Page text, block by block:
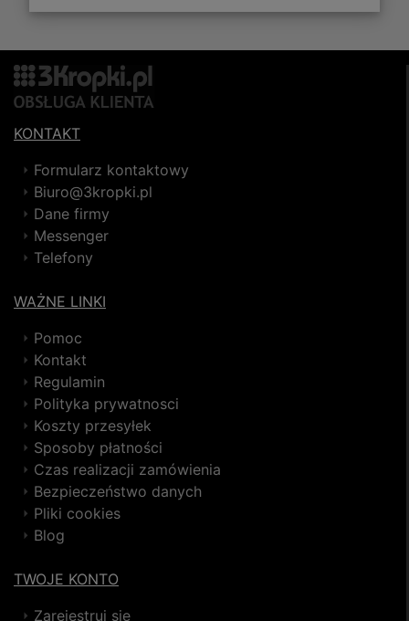
KONTAKT
Formularz kontaktowy
Biuro@3kropki.pl
Dane firmy
Messenger
Telefony
WAŻNE LINKI
Pomoc
Kontakt
Regulamin
Polityka prywatnosci
Koszty przesyłek
Sposoby płatności
Czas realizacji zamówienia
Bezpieczeństwo danych
Pliki cookies
Blog
TWOJE KONTO
Zarejestruj się